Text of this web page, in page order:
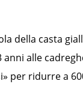
della casta
alle
per ridurre a